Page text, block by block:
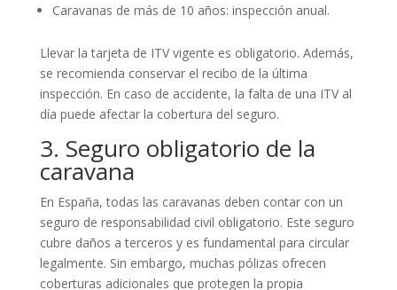
Caravanas de más de 10 años: inspección anual.
Llevar la tarjeta de ITV vigente es obligatorio. Además,
se recomienda conservar el recibo de la última
inspección. En caso de accidente, la falta de una ITV al
día puede afectar la cobertura del seguro.
3. Seguro obligatorio de la
caravana
En España, todas las caravanas deben contar con un
seguro de responsabilidad civil obligatorio. Este seguro
cubre daños a terceros y es fundamental para circular
legalmente. Sin embargo, muchas pólizas ofrecen
coberturas adicionales que protegen la propia